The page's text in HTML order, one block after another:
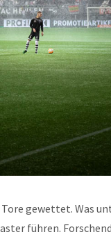
gewettet. Was
führen.